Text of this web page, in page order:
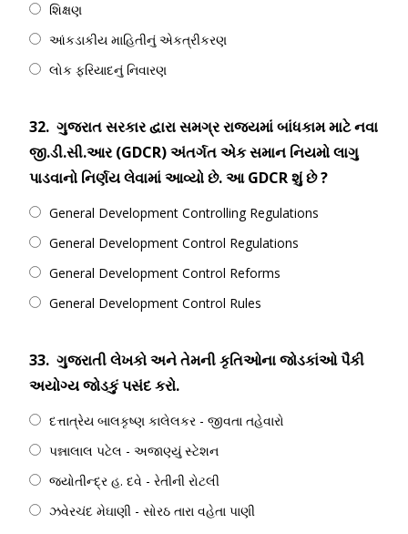
શિક્ષણ
આંકડાકીય માહિતીનું એકત્રીકરણ
લોક ફરિયાદનું નિવારણ
32. ગુજરાત સરકાર દ્વારા સમગ્ર રાજ્યમાં બાંધકામ માટે નવા
જી.ડી.સી.આર (GDCR) અંતર્ગત એક સમાન નિયમો લાગુ
પાડવાનો નિર્ણય લેવામાં આવ્યો છે. આ GDCR શું છે ?
General Development Controlling Regulations
General Development Control Regulations
General Development Control Reforms
General Development Control Rules
33. ગુજરાતી લેખકો અને તેમની કૃતિઓના જોડકાંઓ પૈકી
અયોગ્ય જોડકું પસંદ કરો.
દત્તાત્રેય બાલકૃષ્ણ કાલેલકર - જીવતા તહેવારો
પન્નાલાલ પટેલ - અજાણ્યું સ્ટેશન
જ્યોતીન્દ્ર હ‌. દવે - રેતીની રોટલી
ઝવેરચંદ મેઘાણી - સોરઠ તારા વહેતા પાણી